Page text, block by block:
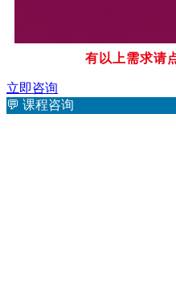
有以上需求请
立即咨询
💬 课程咨询